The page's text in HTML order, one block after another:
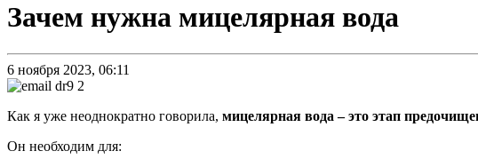
Зачем нужна мицелярная вода
6 ноября 2023, 06:11
Как я уже неоднократно говорила, мицелярная вода – это этап
Он необходим для: